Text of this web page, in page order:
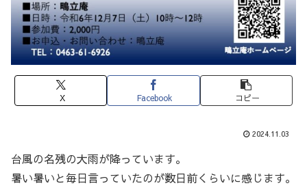
X Facebook コピー
2024.11.03
台風の名残の大雨が降っています。
暑い暑いと毎日言っていたのが数日前くらいに感じます。